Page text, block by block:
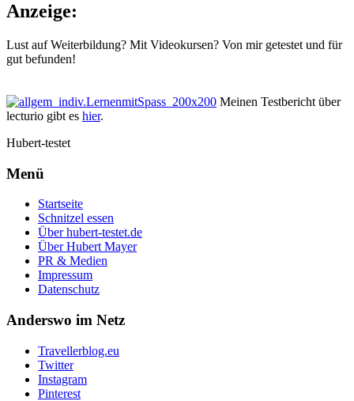
Anzeige:
Lust auf Weiterbildung? Mit Videokursen? Von mir getestet und für
gut befunden!
Meinen Testbericht über
lecturio gibt es hier.
Hubert-testet
Menü
Startseite
Schnitzel essen
Über hubert-testet.de
Über Hubert Mayer
PR & Medien
Impressum
Datenschutz
Anderswo im Netz
Travellerblog.eu
Twitter
Instagram
Pinterest